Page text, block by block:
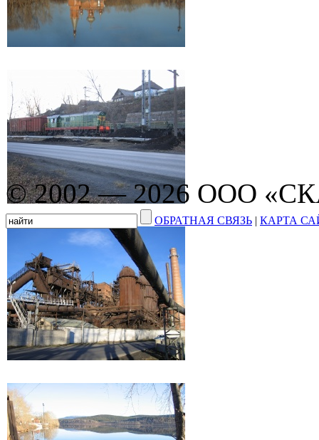
© 2002 — 2026 ООО
ОБРАТНАЯ СВЯЗЬ | КАРТА